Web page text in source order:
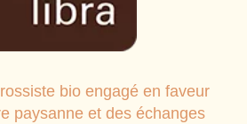
bio engagé en faveur
paysanne et des échanges